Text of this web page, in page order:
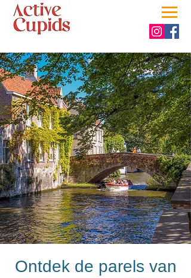
Ontdek de parels van